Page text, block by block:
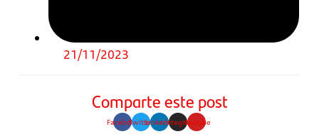
21/11/2023
Comparte este post
FacebookTwitterLinkedinInstagramYoutube